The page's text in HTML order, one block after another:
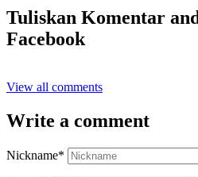
Tuliskan Komentar
Facebook
View all comments
Write a comment
Nickname*